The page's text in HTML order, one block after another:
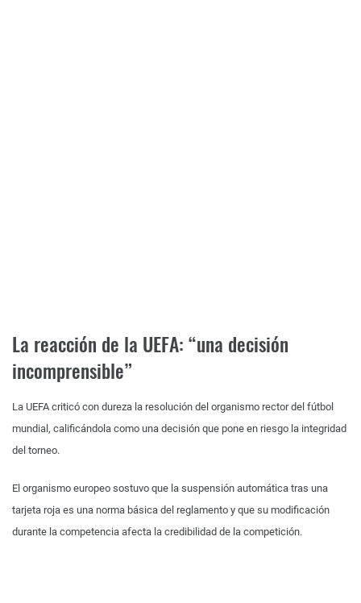
La reacción de la UEFA: “una decisión
incomprensible”
La UEFA criticó con dureza la resolución del organismo rector del fútbol
mundial, calificándola como una decisión que pone en riesgo la integridad
del torneo.
El organismo europeo sostuvo que la suspensión automática tras una
tarjeta roja es una norma básica del reglamento y que su modificación
durante la competencia afecta la credibilidad de la competición.